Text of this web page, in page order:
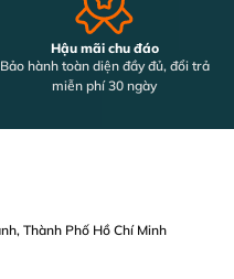
Hậu mãi chu đáo
Bảo hành toàn diện đầy đủ, đổi trả
miễn phí 30 ngày
Thành Phố Hồ Chí Minh